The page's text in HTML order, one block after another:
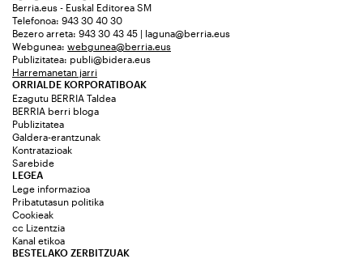
Berria.eus - Euskal Editorea SM
Telefonoa: 943 30 40 30
Bezero arreta: 943 30 43 45 | laguna@berria.eus
Webgunea: webgunea@berria.eus
Publizitatea: publi@bidera.eus
Harremanetan jarri
ORRIALDE KORPORATIBOAK
Ezagutu BERRIA Taldea
BERRIA berri bloga
Publizitatea
Galdera-erantzunak
Kontratazioak
Sarebide
LEGEA
Lege informazioa
Pribatutasun politika
Cookieak
cc Lizentzia
Kanal etikoa
BESTELAKO ZERBITZUAK